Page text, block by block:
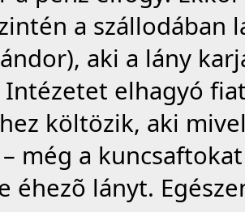
a
aki a lány
elhagyó
költözik, aki
még a
éhezõ lányt.